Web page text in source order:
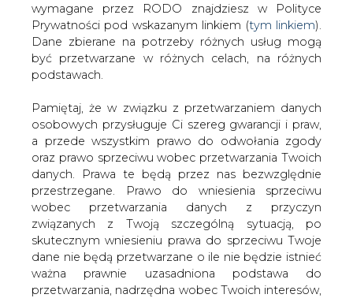
wymagane przez RODO znajdziesz w Polityce
Prywatności pod wskazanym linkiem (tym linkiem).
Dane zbierane na potrzeby różnych usług mogą
być przetwarzane w różnych celach, na różnych
podstawach.
Pamiętaj, że w związku z przetwarzaniem danych
osobowych przysługuje Ci szereg gwarancji i praw,
a przede wszystkim prawo do odwołania zgody
oraz prawo sprzeciwu wobec przetwarzania Twoich
danych. Prawa te będą przez nas bezwzględnie
przestrzegane. Prawo do wniesienia sprzeciwu
wobec przetwarzania danych z przyczyn
związanych z Twoją szczególną sytuacją, po
skutecznym wniesieniu prawa do sprzeciwu Twoje
dane nie będą przetwarzane o ile nie będzie istnieć
ważna prawnie uzasadniona podstawa do
przetwarzania, nadrzędna wobec Twoich interesów,
MZA ogłasza przetarg na zakup
autobusów elektrycznych